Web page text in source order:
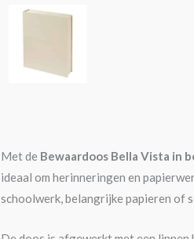
Met de Bewaardoos Bella Vista in
ideaal om herinneringen en
schoolwerk, belangrijke papieren of